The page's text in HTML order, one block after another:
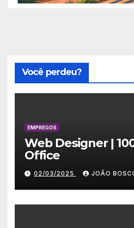
Você perdeu?
EMPREGOS
Web Designer |
Office
02/03/2025 JOÃO